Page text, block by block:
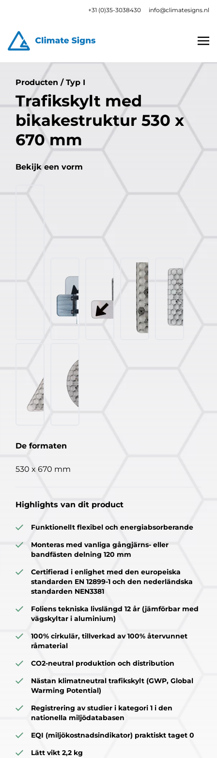
+31 (0)35-3038430 info@climatesigns.nl
Producten / Typ I
Trafikskylt med
bikakestruktur 530 x
670 mm
Bekijk een vorm
De formaten
530 x 670 mm
Highlights van dit product
Funktionellt flexibel och energiabsorberande
Monteras med vanliga gångjärns- eller
bandfästen delning 120 mm
Certifierad i enlighet med den europeiska
standarden EN 12899-1 och den nederländska
standarden NEN3381
Foliens tekniska livslängd 12 år (jämförbar med
vägskyltar i aluminium)
100% cirkulär, tillverkad av 100% återvunnet
råmaterial
CO2-neutral produktion och distribution
Nästan klimatneutral trafikskylt (GWP, Global
Warming Potential)
Registrering av studier i kategori 1 i den
nationella miljödatabasen
EQI (miljökostnadsindikator) praktiskt taget 0
Lätt vikt 2,2 kg